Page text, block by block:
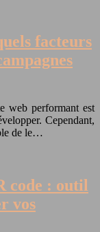
facteurs
web performant est
Cependant,
de le…
code : outil
vos